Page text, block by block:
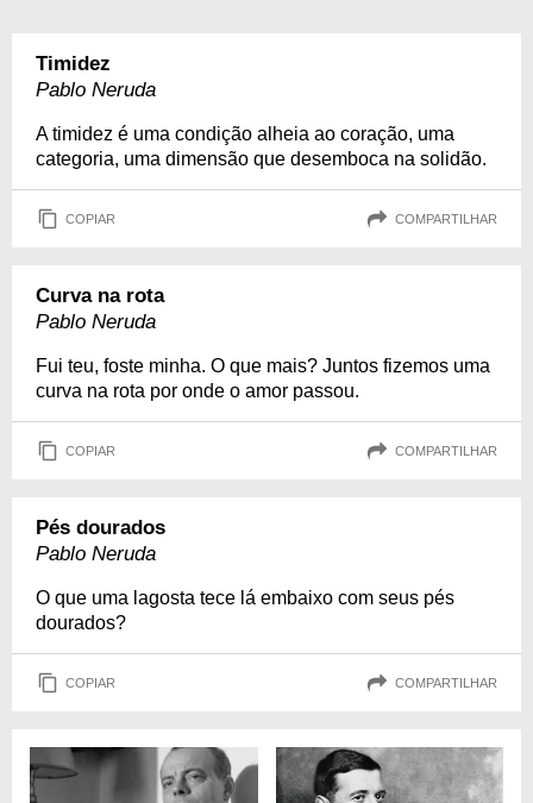
Timidez
Pablo Neruda
A timidez é uma condição alheia ao coração, uma
categoria, uma dimensão que desemboca na solidão.
COPIAR COMPARTILHAR
Curva na rota
Pablo Neruda
Fui teu, foste minha. O que mais? Juntos fizemos uma
curva na rota por onde o amor passou.
COPIAR COMPARTILHAR
Pés dourados
Pablo Neruda
O que uma lagosta tece lá embaixo com seus pés
dourados?
COPIAR COMPARTILHAR